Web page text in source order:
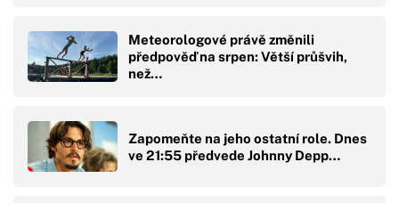
Meteorologové právě změnili
předpověď na srpen: Větší průšvih,
než…
Zapomeňte na jeho ostatní role. Dnes
ve 21:55 předvede Johnny Depp…